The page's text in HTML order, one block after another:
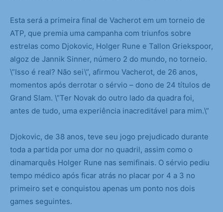
Esta será a primeira final de Vacherot em um torneio de
ATP, que premia uma campanha com triunfos sobre
estrelas como Djokovic, Holger Rune e Tallon Griekspoor,
algoz de Jannik Sinner, número 2 do mundo, no torneio.
\”Isso é real? Não sei\”, afirmou Vacherot, de 26 anos,
momentos após derrotar o sérvio – dono de 24 títulos de
Grand Slam. \”Ter Novak do outro lado da quadra foi,
antes de tudo, uma experiência inacreditável para mim.\”
Djokovic, de 38 anos, teve seu jogo prejudicado durante
toda a partida por uma dor no quadril, assim como o
dinamarquês Holger Rune nas semifinais. O sérvio pediu
tempo médico após ficar atrás no placar por 4 a 3 no
primeiro set e conquistou apenas um ponto nos dois
games seguintes.